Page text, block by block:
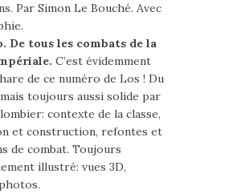
Par Simon Le Bouché. Avec
De tous les combats de la
C’est évidemment
de ce numéro de Los ! Du
toujours aussi solide par
contexte de la classe,
et construction, refontes et
de combat. Toujours
illustré: vues 3D,